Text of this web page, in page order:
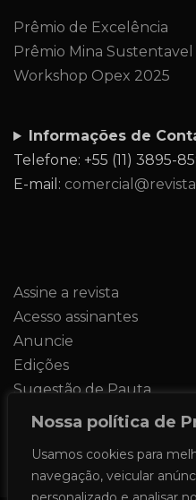
Nossa política de
Usamos cookies para
navegação, veicular
Prêmio de Excelência
Prêmio Mina Sustentavel
Workshop Opex 2025
Informações de
Telefone: +55 (11) 3895-
E-mail:
Assine a revista
Acesso assinantes
Anuncie
Edições
Sugestão de Pauta
Contato